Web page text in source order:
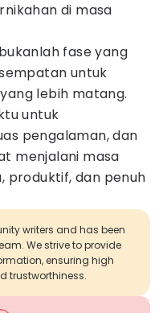
di masa
fase yang
untuk
lebih matang.
untuk
pengalaman, dan
menjalani masa
produktif, dan penuh
writers and has been
We strive to provide
ensuring high
trustworthiness.